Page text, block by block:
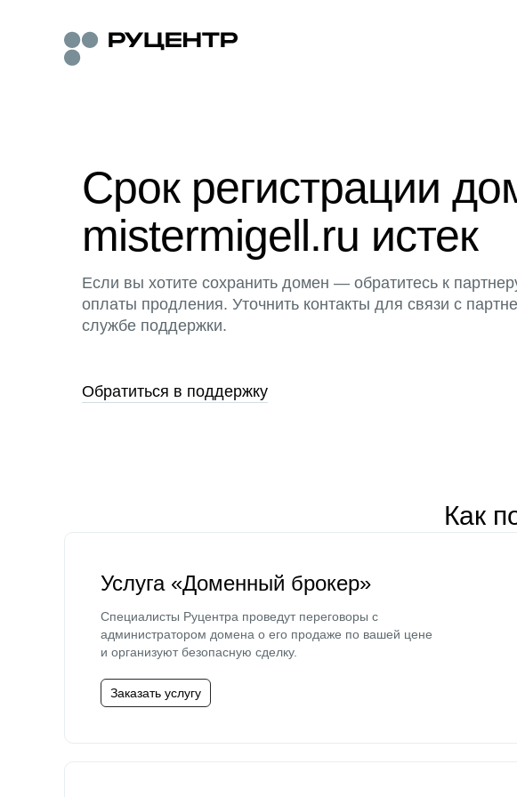
Срок регистрации
mistermigell.ru истек
Если вы хотите сохранить домен — обратитесь к
оплаты продления. Уточнить контакты для связи с
службе поддержки.
Обратиться в поддержку
Как
Услуга «Доменный брокер»
Специалисты Руцентра проведут переговоры с
администратором домена о его продаже по вашей цене
и организуют безопасную сделку.
Заказать услугу